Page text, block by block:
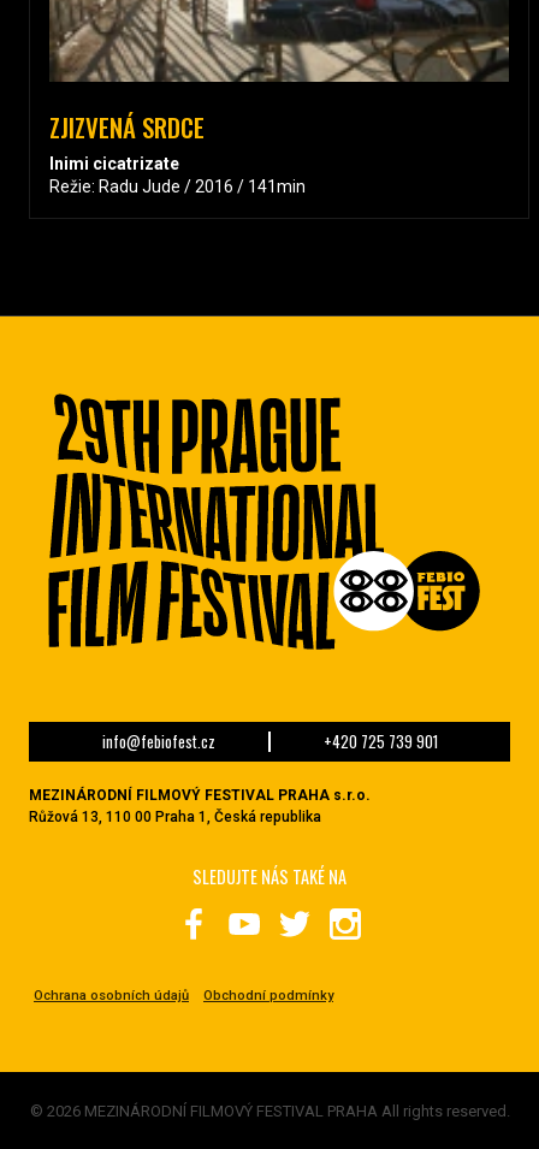
ZJIZVENÁ SRDCE
Inimi cicatrizate
Režie: Radu Jude / 2016 / 141min
info@febiofest.cz +420 725 739 901
MEZINÁRODNÍ FILMOVÝ FESTIVAL PRAHA s.r.o.
Růžová 13, 110 00 Praha 1, Česká republika
Ochrana osobních údajů Obchodní podmínky
SLEDUJTE NÁS TAKÉ NA
© 2026 MEZINÁRODNÍ FILMOVÝ FESTIVAL PRAHA All rights reserved.